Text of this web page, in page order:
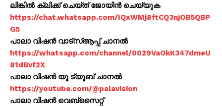
ലിങ്കിൽ ക്ലിക്ക് ചെയ്ത് ജോയിൻ ചെയ്യുക
https://chat.whatsapp.com/IQxWMj8ftCQ3njOB5QBP
G5
പാലാ വിഷൻ വാട്സ്ആപ്പ് ചാനൽ
https://whatsapp.com/channel/0029VaOkK347dmeU
81dBvf2X
പാലാ വിഷൻ യൂ ട്യൂബ് ചാനൽ
https://youtube.com/@palavision
പാലാ വിഷൻ വെബ്സൈറ്റ്